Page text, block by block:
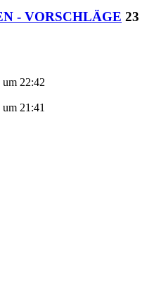
- VORSCHLÄGE 23
um 22:42
21:41